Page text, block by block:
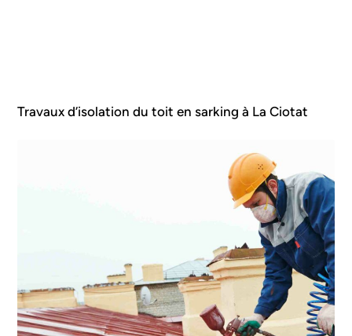
Travaux d’isolation du toit en sarking à La Ciotat